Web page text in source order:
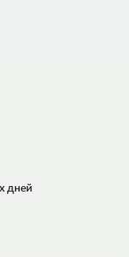
дней